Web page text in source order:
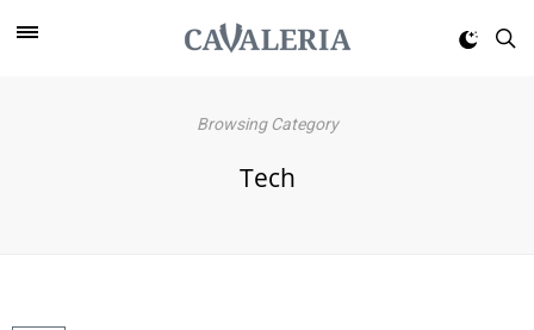
Browsing Category
Tech